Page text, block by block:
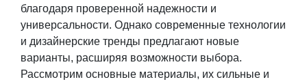
благодаря проверенной надежности и
универсальности. Однако современные технологии
и дизайнерские тренды предлагают новые
варианты, расширяя возможности выбора.
Рассмотрим основные материалы, их сильные и